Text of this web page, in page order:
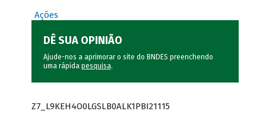
Ações
DÊ SUA OPINIÃO
Ajude-nos a aprimorar o site do BNDES preenchendo
uma rápida pesquisa.
Z7_L9KEH4O0LGSLB0ALK1PBI21115